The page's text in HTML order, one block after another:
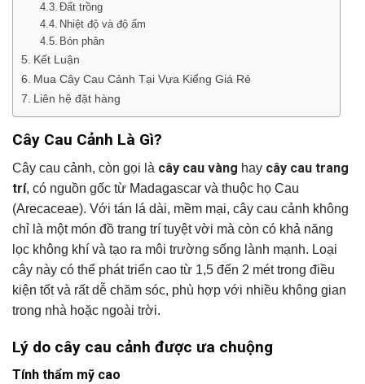
Đất trồng
Nhiệt độ và độ ẩm
Bón phân
Kết Luận
Mua Cây Cau Cảnh Tại Vựa Kiểng Giá Rẻ
Liên hệ đặt hàng
Cây Cau Cảnh Là Gì?
Cây cau cảnh, còn gọi là cây cau vàng hay cây cau trang
trí, có nguồn gốc từ Madagascar và thuộc họ Cau
(Arecaceae). Với tán lá dài, mềm mại, cây cau cảnh không
chỉ là một món đồ trang trí tuyệt vời mà còn có khả năng
lọc không khí và tạo ra môi trường sống lành mạnh. Loại
cây này có thể phát triển cao từ 1,5 đến 2 mét trong điều
kiện tốt và rất dễ chăm sóc, phù hợp với nhiều không gian
trong nhà hoặc ngoài trời.
Lý do cây cau cảnh được ưa chuộng
Tính thẩm mỹ cao